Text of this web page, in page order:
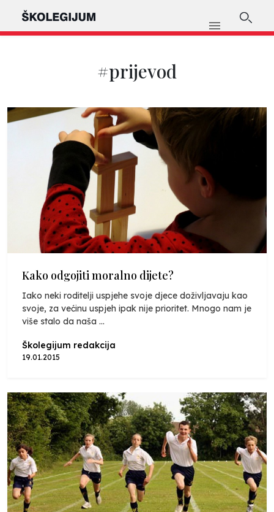
#prijevod
Kako odgojiti moralno dijete?
Iako neki roditelji uspjehe svoje djece doživljavaju kao
svoje, za većinu uspjeh ipak nije prioritet. Mnogo nam je
više stalo da naša ...
Školegijum redakcija
19.01.2015